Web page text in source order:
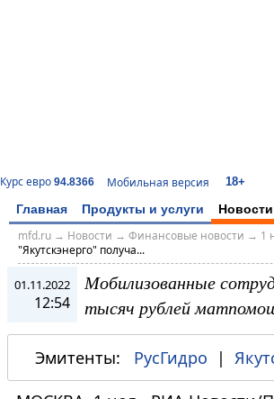
Курс евро 94.8366 Мобильная версия 18+
Главная Продукты и услуги Новости
mfd.ru→ Новости → Финансовые новости → 1
"Якутскэнерго" получа...
01.11.2022
12:54
Мобилизованные
тысяч рублей
Эмитенты: РусГидро |